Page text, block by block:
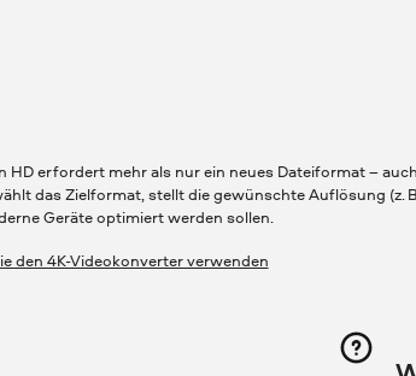
HD erfordert mehr als nur ein neues Dateiformat –
das Zielformat, stellt die gewünschte Auflösung (z.
Geräte optimiert werden sollen.
den 4K-Videokonverter verwenden